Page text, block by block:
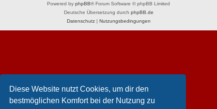
Diese Website nutzt Cookies, um dir den
bestmöglichen Komfort bei der Nutzung zu
Powered by phpBB® Forum Software © phpBB Limited
Deutsche Übersetzung durch phpBB.de
Datenschutz| Nutzungsbedingungen